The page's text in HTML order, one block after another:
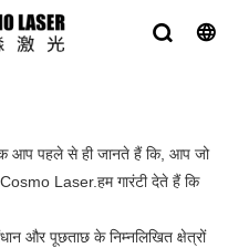
आप पहले से ही जानते हैं कि, आप जो
Laser.हम गारंटी देते हैं कि
और पूछताछ के निम्नलिखित क्षेत्रों